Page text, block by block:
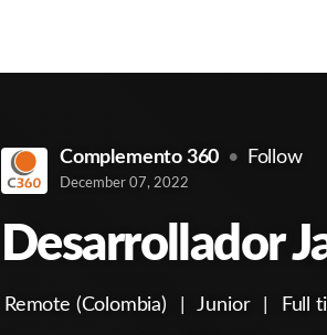
Complemento 360 Follow
December 07, 2022
Desarrollador
Remote (Colombia) Junior Full